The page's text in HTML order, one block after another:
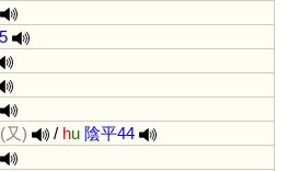
(又) / hu 陰平44